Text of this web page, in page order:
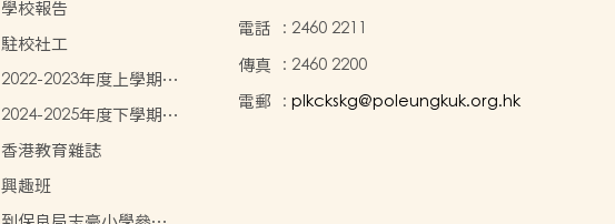
學校報告
駐校社工
2022-2023年度上學期學
生書簿雜費
2024-2025年度下學期學
生書簿雜費
香港教育雜誌
興趣班
電話 : 2460 2211
傳真 : 2460 2200
電郵 : plkckskg@poleungkuk.org.hk